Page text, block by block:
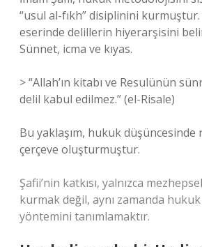
“usul al-fıkh” disiplinini kurmuştur.
eserinde delillerin hiyerarşisini
Sünnet, icma ve kıyas.
> “Allah’ın kitabı ve Resulünün
delil kabul edilmez.” (el-Risale)
Bu yaklaşım, hukuk
çerçeve oluşturmuştur.
Şafii’nin katkısı, yalnızca
kurmak değil, aynı zamanda
yöntemini tanımlamaktır.